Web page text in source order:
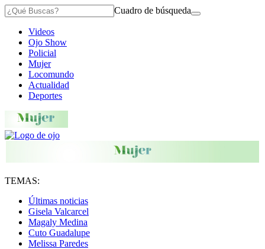
Cuadro de búsqueda
Videos
Ojo Show
Policial
Mujer
Locomundo
Actualidad
Deportes
TEMAS:
Últimas noticias
Gisela Valcarcel
Magaly Medina
Cuto Guadalupe
Melissa Paredes